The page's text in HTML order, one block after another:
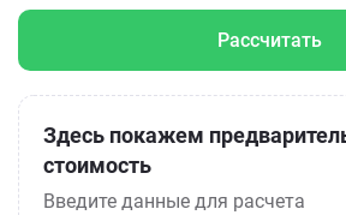
Рассчитать
Здесь покажем
стоимость
Введите данные для расчета